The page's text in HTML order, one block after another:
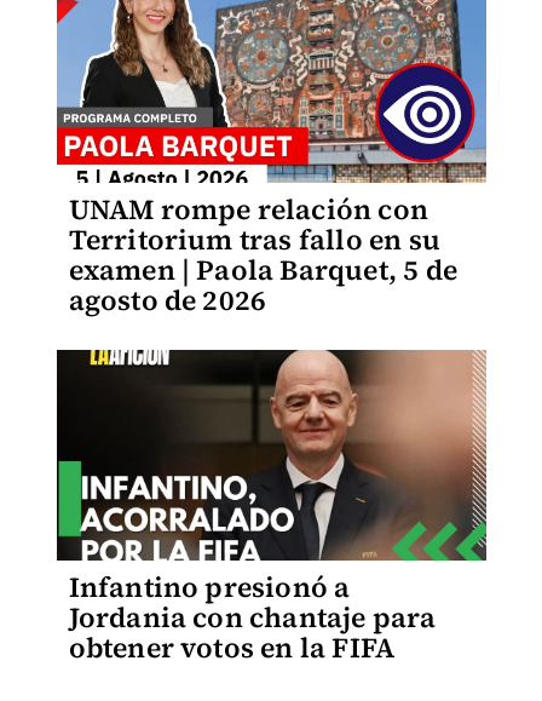
UNAM rompe relación con
Territorium tras fallo en su
examen | Paola Barquet, 5 de
agosto de 2026
Infantino presionó a
Jordania con chantaje para
obtener votos en la FIFA